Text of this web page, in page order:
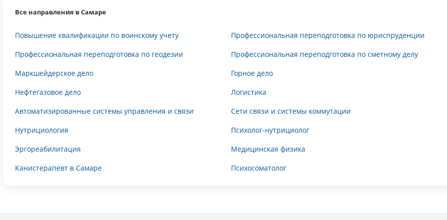
Все направления в Самаре
Повышение квалификации по воинскому учету Профессиональная переподготовка по юриспруденции
Профессиональная переподготовка по геодезии
Профессиональная переподготовка по сметному делу
Маркшейдерское дело
Горное дело
Нефтегазовое дело
Логистика
Автоматизированные системы управления и связи
Сети связи и системы коммутации
Нутрициология
Психолог-нутрициолог
Эргореабилитация
Медицинская физика
Канистерапевт в Самаре
Психосоматолог